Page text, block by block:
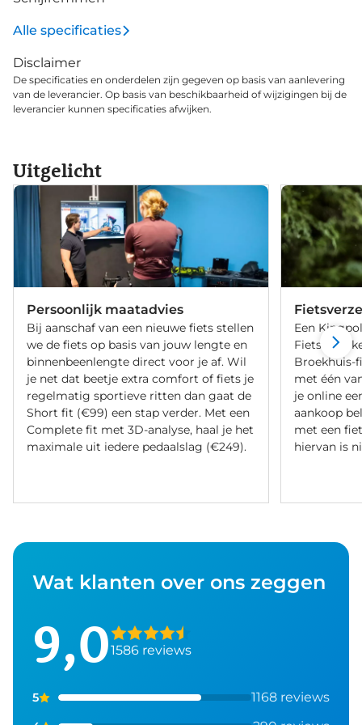
Alle specificaties
Disclaimer
De specificaties en onderdelen zijn gegeven op basis van aanlevering
van de leverancier. Op basis van beschikbaarheid of wijzigingen bij de
leverancier kunnen specificaties afwijken.
Uitgelicht
Persoonlijk maatadvies
Bij aanschaf van een nieuwe fiets stellen
we de fiets op basis van jouw lengte en
binnenbeenlengte direct voor je af. Wil
je net dat beetje extra comfort of fiets je
regelmatig sportieve ritten dan gaat de
Short fit (€99) een stap verder. Met een
Complete fit met 3D-analyse, haal je het
maximale uit iedere pedaalslag (€249).
Een
Broekhuis-
met één
je online
aankoop
met een
hiervan is
Wat klanten over ons zeggen
9,01586 reviews
5 1168 reviews